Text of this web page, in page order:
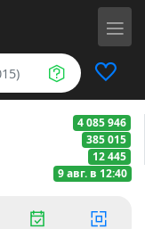
4 085 946
385 015
12 445
9 авг. в 12:40